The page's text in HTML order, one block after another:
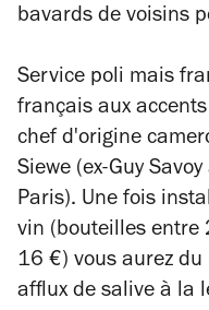
bavards de voisins
Service poli mais
français aux
chef d'origine
Siewe (ex-Guy
Paris). Une fois
vin (bouteilles
16 €) vous aurez
afflux de salive à la